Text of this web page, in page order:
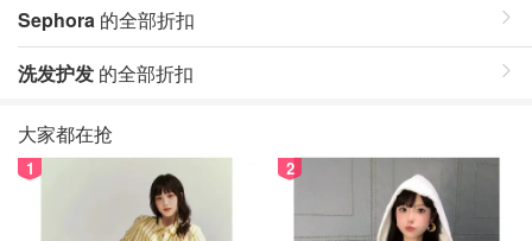
Sephora 的全部折扣
洗发护发 的全部折扣
大家都在抢
1 2